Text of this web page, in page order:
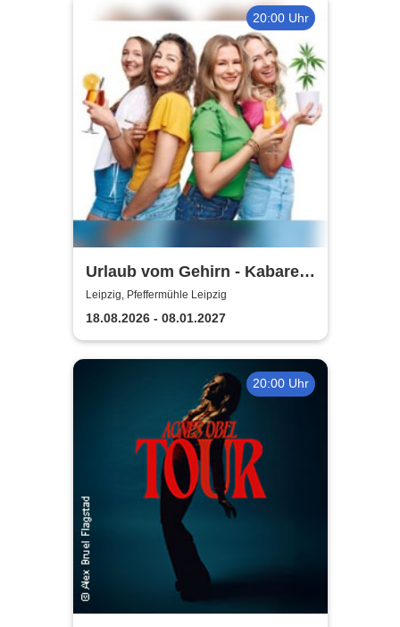
20:00 Uhr
Urlaub vom Gehirn - Kabarett
Leipziger Pfeffermühle
Leipzig, Pfeffermühle Leipzig
18.08.2026 - 08.01.2027
20:00 Uhr